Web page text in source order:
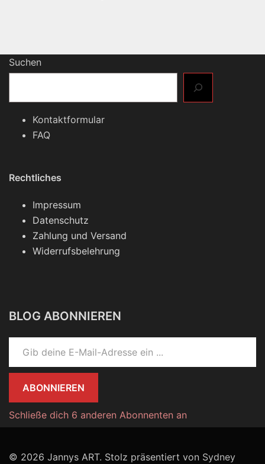
Suchen
Kontaktformular
FAQ
Rechtliches
Impressum
Datenschutz
Zahlung und Versand
Widerrufsbelehrung
BLOG ABONNIEREN
Gib deine E-Mail-Adresse ein ...
ABONNIEREN
Schließe dich 6 anderen Abonnenten an
© 2026 Jannys ART. Stolz präsentiert von Sydney